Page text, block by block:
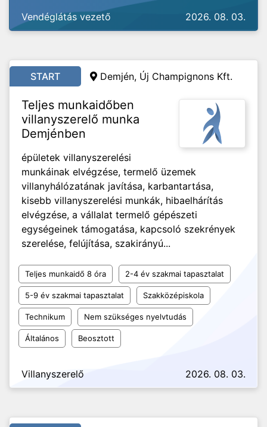
Vendéglátás vezető 2026. 08. 03.
START Demjén, Új Champignons Kft.
Teljes munkaidőben
villanyszerelő munka
Demjénben
épületek villanyszerelési
munkáinak elvégzése, termelő üzemek
villanyhálózatának javítása, karbantartása,
kisebb villanyszerelési munkák, hibaelhárítás
elvégzése, a vállalat termelő gépészeti
egységeinek támogatása, kapcsoló szekrények
szerelése, felújítása, szakirányú...
Teljes munkaidő 8 óra 2-4 év szakmai tapasztalat
5-9 év szakmai tapasztalat Szakközépiskola
Technikum Nem szükséges nyelvtudás
Általános Beosztott
Villanyszerelő 2026. 08. 03.